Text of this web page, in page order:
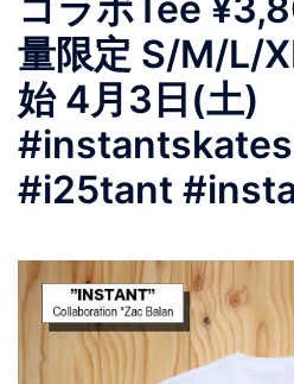
量限定 S/M/L/
始 4月3日(土)
#i25tant